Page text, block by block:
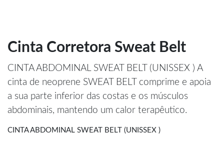
Cinta Corretora Sweat Belt
CINTA ABDOMINAL SWEAT BELT (UNISSEX ) A
cinta de neoprene SWEAT BELT comprime e apoia
a sua parte inferior das costas e os músculos
abdominais, mantendo um calor terapêutico.
CINTA ABDOMINAL SWEAT BELT (UNISSEX )